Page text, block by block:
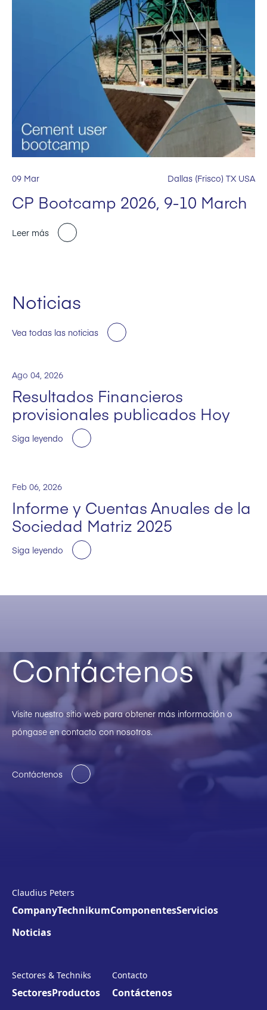
09 Mar Dallas (Frisco) TX USA
CP Bootcamp 2026, 9-10 March
Leer más
Noticias
Vea todas las noticias
Ago 04, 2026
Resultados Financieros
provisionales publicados Hoy
Siga leyendo
Feb 06, 2026
Informe y Cuentas Anuales de la
Sociedad Matriz 2025
Siga leyendo
Contáctenos
Visite nuestro sitio web para obtener más información o
póngase en contacto con nosotros.
Contáctenos
Claudius Peters
CompanyTechnikumComponentesServicios
Noticias
Sectores & Techniks
SectoresProductos
Contacto
Contáctenos